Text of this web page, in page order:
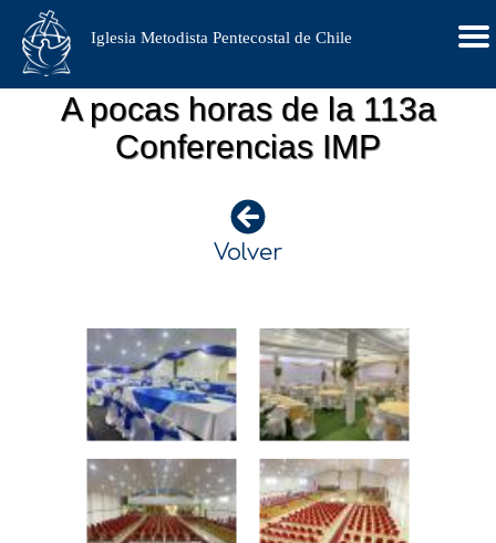
Iglesia Metodista Pentecostal de Chile
A pocas horas de la 113a
Conferencias IMP
Volver